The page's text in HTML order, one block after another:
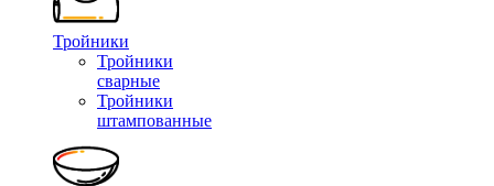
Тройники
Тройники
сварные
Тройники
штампованные